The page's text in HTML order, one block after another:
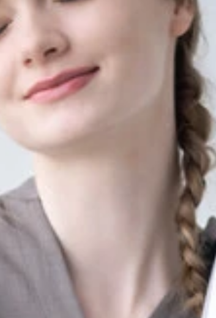
） ベルキン／実勢価格5600円前後
8/7用）
8/7/6/SE/5/4適用）